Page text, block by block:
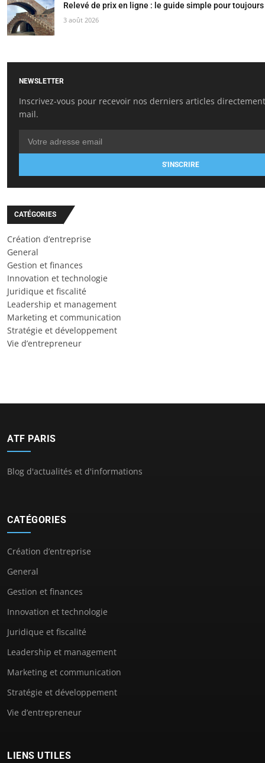
Relevé de prix en ligne : le guide simple pour
3 août 2026
NEWSLETTER
Inscrivez-vous pour recevoir nos derniers articles
mail.
S'INSCRIRE
CATÉGORIES
Création d’entreprise
General
Gestion et finances
Innovation et technologie
Juridique et fiscalité
Leadership et management
Marketing et communication
Stratégie et développement
Vie d’entrepreneur
ATF PARIS
Blog d'actualités et d'informations
CATÉGORIES
Création d’entreprise
General
Gestion et finances
Innovation et technologie
Juridique et fiscalité
Leadership et management
Marketing et communication
Stratégie et développement
Vie d’entrepreneur
LIENS UTILES